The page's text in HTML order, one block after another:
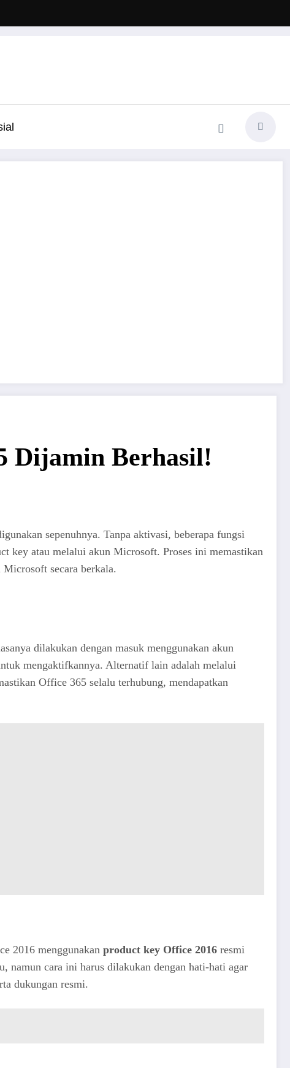
Dijamin Berhasil!
sepenuhnya. Tanpa aktivasi, beberapa fungsi
key atau melalui akun Microsoft. Proses ini memastikan
secara berkala.
dilakukan dengan masuk menggunakan akun
mengaktifkannya. Alternatif lain adalah melalui
Office 365 selalu terhubung, mendapatkan
2016 menggunakan product key Office 2016 resmi
namun cara ini harus dilakukan dengan hati-hati agar
dukungan resmi.